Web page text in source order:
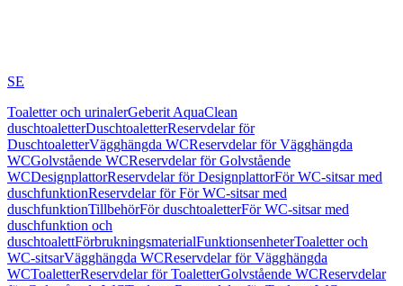
SE
Toaletter och urinalerGeberit AquaClean
duschtoaletterDuschtoaletterReservdelar för
DuschtoaletterVägghängda WCReservdelar för Vägghängda
WCGolvstående WCReservdelar för Golvstående
WCDesignplattorReservdelar för DesignplattorFör WC-sitsar med
duschfunktionReservdelar för För WC-sitsar med
duschfunktionTillbehörFör duschtoaletterFör WC-sitsar med
duschfunktion och
duschtoalettFörbrukningsmaterialFunktionsenheterToaletter och
WC-sitsarVägghängda WCReservdelar för Vägghängda
WCToaletterReservdelar för ToaletterGolvstående WCReservdelar